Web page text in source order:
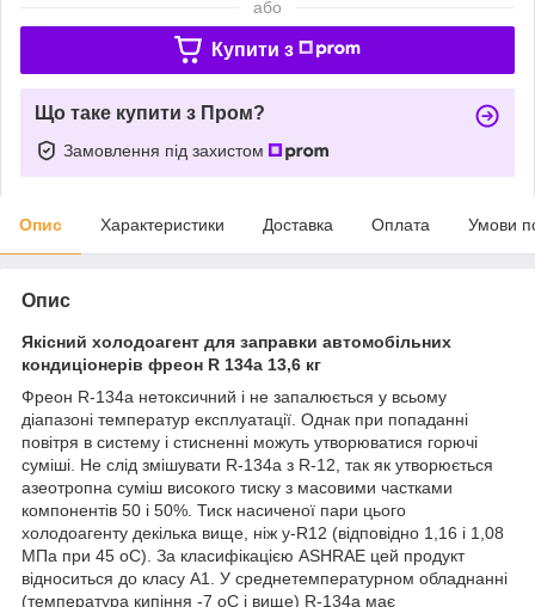
або
Купити з
Що таке купити з Пром?
Замовлення під захистом
Опис Характеристики Доставка Оплата Умови
Опис
Якісний холодоагент для заправки автомобільних
кондиціонерів фреон R 134a 13,6 кг
Фреон R-134a нетоксичний і не запалюється у всьому
діапазоні температур експлуатації. Однак при попаданні
повітря в систему і стисненні можуть утворюватися горючі
суміші. Не слід змішувати R-134a з R-12, так як утворюється
азеотропна суміш високого тиску з масовими частками
компонентів 50 і 50%. Тиск насиченої пари цього
холодоагенту декілька вище, ніж у-R12 (відповідно 1,16 і 1,08
МПа при 45 оС). За класифікацією ASHRAE цей продукт
відноситься до класу А1. У среднетемпературном обладнанні
(температура кипіння -7 оС і вище) R-134a має